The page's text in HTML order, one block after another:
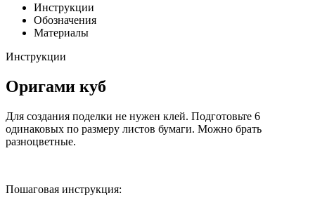
Инструкции
Обозначения
Материалы
Инструкции
Оригами куб
Для создания поделки не нужен клей. Подготовьте 6
одинаковых по размеру листов бумаги. Можно брать
разноцветные.
Пошаговая инструкция: